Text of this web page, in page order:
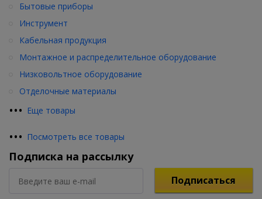
••• Еще товары
Бытовые приборы
Инструмент
Кабельная продукция
Монтажное и распределительное оборудование
Низковольтное оборудование
Отделочные материалы
••• Посмотреть все товары
Подписка на рассылку
Подписаться